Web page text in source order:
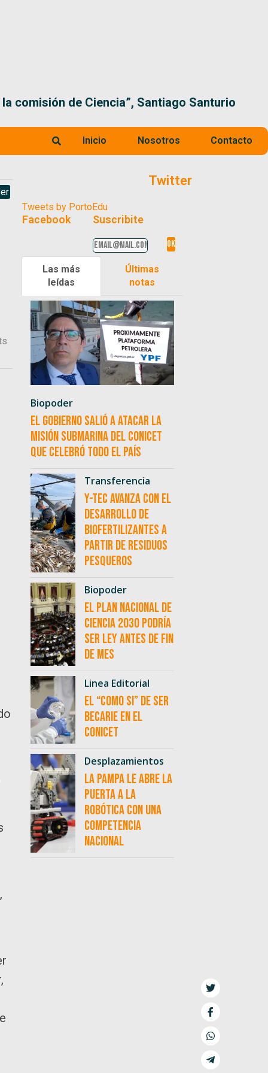
comisión de Ciencia”, Santiago Santurio
Inicio Nosotros Contacto
Twitter
Tweets by PortoEdu
Facebook Suscribite
Las más
leídas
Últimas
notas
Biopoder
El Gobierno salió a atacar la
misión submarina del CONICET
que celebró todo el país
Transferencia
Y-TEC avanza con el
desarrollo de
biofertilizantes a
partir de residuos
pesqueros
Biopoder
El Plan Nacional de
Ciencia 2030 podría
ser ley antes de fin
de mes
Linea Editorial
El “como si” de ser
becarie en el
CONICET
Desplazamientos
La Pampa le abre la
puerta a la
robótica con una
competencia
nacional